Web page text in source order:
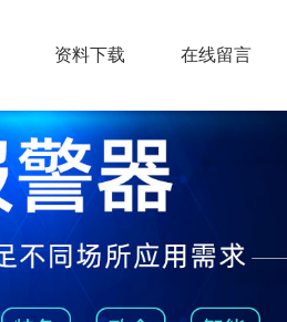
资料下载 在线留言